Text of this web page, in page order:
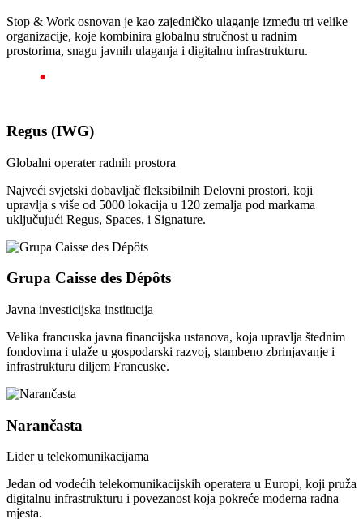
Stop & Work osnovan je kao zajedničko ulaganje između tri velike
organizacije, koje kombinira globalnu stručnost u radnim
prostorima, snagu javnih ulaganja i digitalnu infrastrukturu.
Regus (IWG)
Globalni operater radnih prostora
Najveći svjetski dobavljač fleksibilnih Delovni prostori, koji
upravlja s više od 5000 lokacija u 120 zemalja pod markama
uključujući Regus, Spaces, i Signature.
Grupa Caisse des Dépôts
Javna investicijska institucija
Velika francuska javna financijska ustanova, koja upravlja štednim
fondovima i ulaže u gospodarski razvoj, stambeno zbrinjavanje i
infrastrukturu diljem Francuske.
Narančasta
Lider u telekomunikacijama
Jedan od vodećih telekomunikacijskih operatera u Europi, koji pruža
digitalnu infrastrukturu i povezanost koja pokreće moderna radna
mjesta.